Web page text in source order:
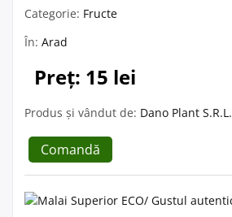
Categorie: Fructe
În: Arad
Preț: 15 lei
Produs și vândut de: Dano Plant S.R.L.
Comandă